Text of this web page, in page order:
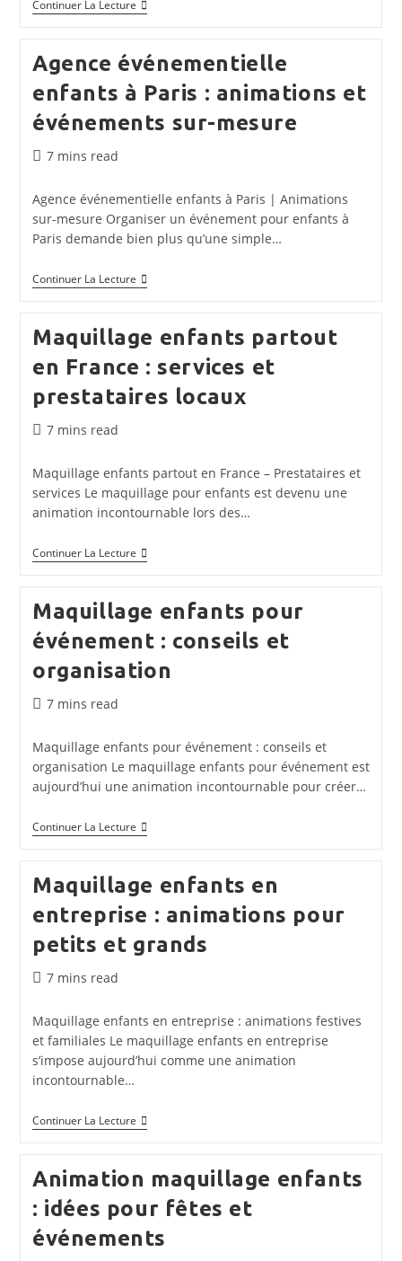
Continuer La LectureTop
Des
Événementielles
Spécialisées
Enfants
Agence événementielle
enfants à Paris : animations et
événements sur-mesure
Temps
lecture :
7 mins read
Agence événementielle enfants à Paris | Animations
sur-mesure Organiser un événement pour enfants à
Paris demande bien plus qu’une simple…
Continuer La LectureAgence
Événementielle
Paris
:
Animations
Et
Événements
Sur-
Maquillage enfants partout
en France : services et
prestataires locaux
Temps
lecture :
7 mins read
Maquillage enfants partout en France – Prestataires et
services Le maquillage pour enfants est devenu une
animation incontournable lors des…
Continuer La LectureMaquillage
Enfants
France
:
Services
Et
Prestataires
Locaux
Maquillage enfants pour
événement : conseils et
organisation
Temps
lecture :
7 mins read
Maquillage enfants pour événement : conseils et
organisation Le maquillage enfants pour événement est
aujourd’hui une animation incontournable pour créer…
Continuer La LectureMaquillage
Enfants
:
Conseils
Et
Organisation
Maquillage enfants en
entreprise : animations pour
petits et grands
Temps
lecture :
7 mins read
Maquillage enfants en entreprise : animations festives
et familiales Le maquillage enfants en entreprise
s’impose aujourd’hui comme une animation
incontournable…
Continuer La LectureMaquillage
Enfants
:
Animations
Pour
Petits
Et
Grands
Animation maquillage enfants
: idées pour fêtes et
événements